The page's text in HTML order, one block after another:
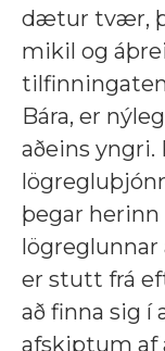
dætur tvær,
mikil og
Bára, er
aðeins
þegar
er stutt frá
að finna sig
afskiptum af